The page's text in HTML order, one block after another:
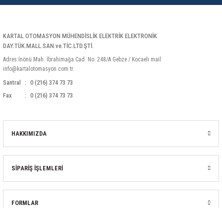
KARTAL OTOMASYON MÜHENDİSLİK ELEKTRİK ELEKTRONİK
DAY.TÜK.MALL.SAN.ve.TİC.LTD.ŞTİ.
Adres:İnönü Mah. İbrahimağa Cad. No: 248/A Gebze / Kocaeli mail:
info@kartalotomasyon.com.tr
Santral
0 (216) 374 73 73
Fax
0 (216) 374 73 73
HAKKIMIZDA
SİPARİŞ İŞLEMLERİ
FORMLAR